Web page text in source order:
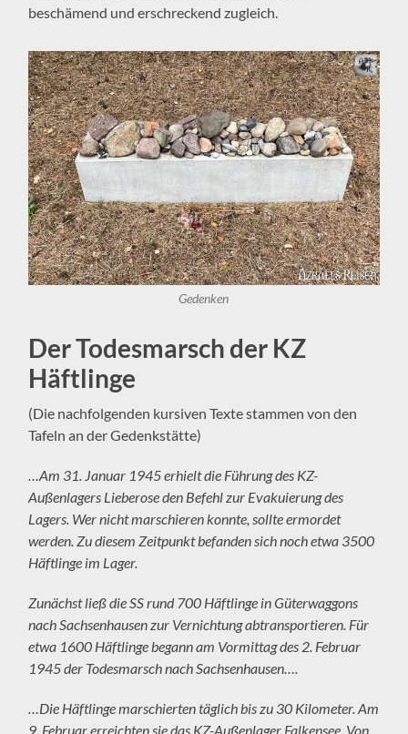
beschämend und erschreckend zugleich.
Gedenken
Der Todesmarsch der KZ
Häftlinge
(Die nachfolgenden kursiven Texte stammen von den
Tafeln an der Gedenkstätte)
…Am 31. Januar 1945 erhielt die Führung des KZ-
Außenlagers Lieberose den Befehl zur Evakuierung des
Lagers. Wer nicht marschieren konnte, sollte ermordet
werden. Zu diesem Zeitpunkt befanden sich noch etwa 3500
Häftlinge im Lager.
Zunächst ließ die SS rund 700 Häftlinge in Güterwaggons
nach Sachsenhausen zur Vernichtung abtransportieren. Für
etwa 1600 Häftlinge begann am Vormittag des 2. Februar
1945 der Todesmarsch nach Sachsenhausen….
…Die Häftlinge marschierten täglich bis zu 30 Kilometer. Am
9. Februar erreichten sie das KZ-Außenlager Falkensee. Von